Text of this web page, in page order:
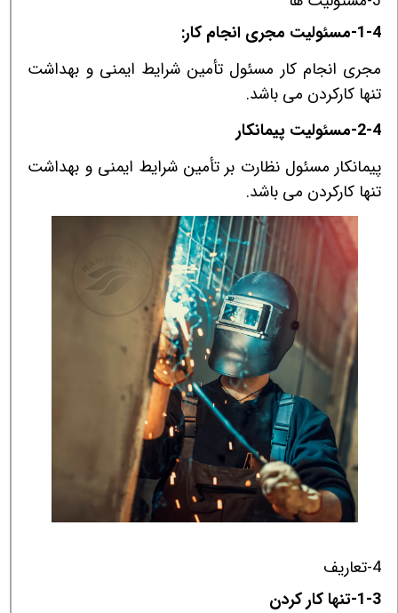
1-4-مسئولیت مجری انجام کار:
مجری انجام کار مسئول تأمین شرایط ایمنی و بهداشت
تنها کارکردن می باشد.
2-4-مسئولیت پیمانکار
پیمانکار مسئول نظارت بر تأمین شرایط ایمنی و بهداشت
تنها کارکردن می باشد.
4-تعاریف
1-3-تنها کار کردن